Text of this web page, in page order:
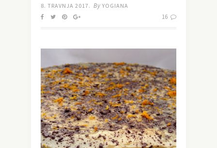
8. TRAVNJA 2017. By YOGIANA
16